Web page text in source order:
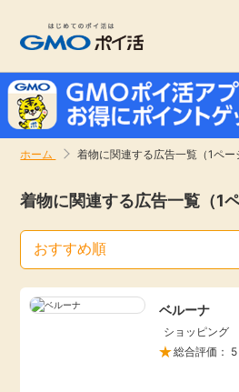
ホーム 着物に関連する広告一覧（1ペー
サービスで探す
旅行・レンタカー
無料サービス
エンタメ
クレジットカード
着物に関連する広告一覧（1ペ
ベルーナ
ショッピング
総合評価： 5